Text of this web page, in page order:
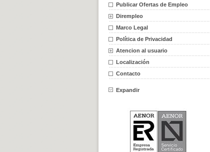
Publicar Ofertas de Empleo
Dirempleo
Marco Legal
Política de Privacidad
Atencion al usuario
Localización
Contacto
Expandir